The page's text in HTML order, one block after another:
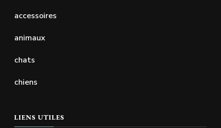
accessoires
animaux
chats
chiens
LIENS UTILES